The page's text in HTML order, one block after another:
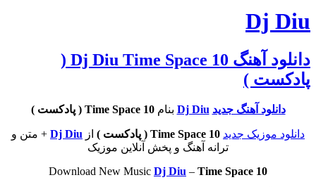
Dj Diu
دانلود آهنگ Dj Diu Time Space 10 (
پادکست )
دانلود آهنگ جدید Dj Diu بنامTime Space 10 ( پادکست )
دانلود موزیک جدید Time Space 10 ( پادکست ) از Dj Diu + متن و
ترانه آهنگ و پخش آنلاین موزیک
Download New Music Dj Diu – Time Space 10